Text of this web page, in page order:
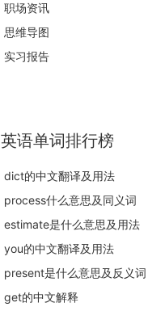
职场资讯
思维导图
实习报告
英语单词排行榜
dict的中文翻译及用法
process什么意思及同义词
estimate是什么意思及用法
you的中文翻译及用法
present是什么意思及反义词
get的中文解释